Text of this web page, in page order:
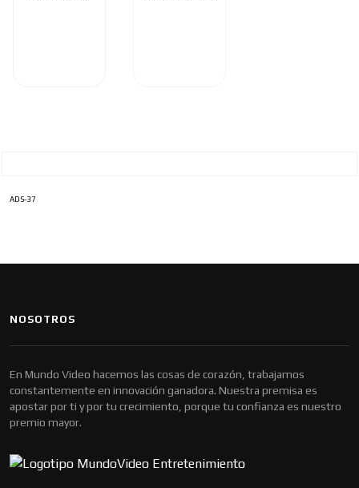
ADS-37
NOSOTROS
En Mundo Video hacemos las cosas de corazón, trabajamos
constantemente en innovación ganadora. Nuestra premisa es
apostar por ti y por tu crecimiento, porque tu confianza es nuestro
premio mayor.